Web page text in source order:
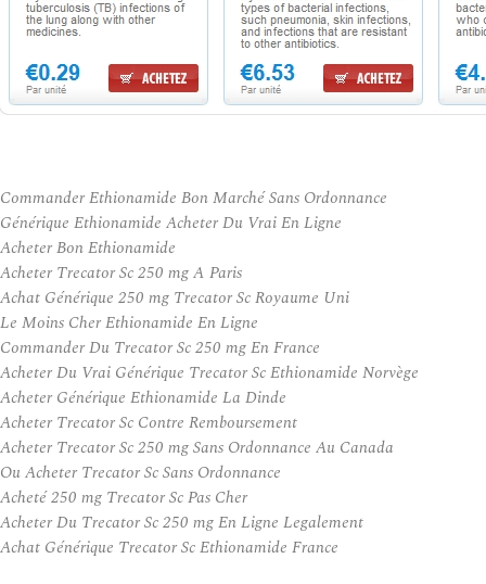
Commander Ethionamide Bon Marché Sans Ordonnance
Générique Ethionamide Acheter Du Vrai En Ligne
Acheter Bon Ethionamide
Acheter Trecator Sc 250 mg A Paris
Achat Générique 250 mg Trecator Sc Royaume Uni
Le Moins Cher Ethionamide En Ligne
Commander Du Trecator Sc 250 mg En France
Acheter Du Vrai Générique Trecator Sc Ethionamide Norvège
Acheter Générique Ethionamide La Dinde
Acheter Trecator Sc Contre Remboursement
Acheter Trecator Sc 250 mg Sans Ordonnance Au Canada
Ou Acheter Trecator Sc Sans Ordonnance
Acheté 250 mg Trecator Sc Pas Cher
Acheter Du Trecator Sc 250 mg En Ligne Legalement
Achat Générique Trecator Sc Ethionamide France